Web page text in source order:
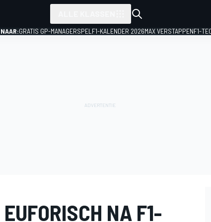
GRATIS GP-MANAGERSPEL F1-KALENDER 2026MAX VERSTAPPENF1-
NA F1-